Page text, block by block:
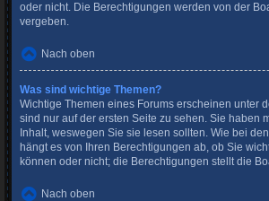
oder nicht. Die Berechtigungen werden von der
vergeben.
Nach oben
Was sind wichtige Themen?
Wichtige Themen eines Forums erscheinen unter
sind nur auf der ersten Seite zu sehen. Sie haben
Inhalt, weswegen Sie sie lesen sollten. Wie bei
hängt es von Ihren Berechtigungen ab, ob Sie
können oder nicht; die Berechtigungen stellt die
Nach oben